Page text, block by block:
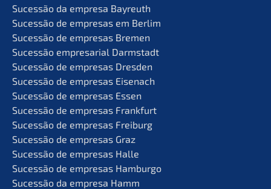
Suces­são da empre­sa Bayreuth
Suces­são de empre­sas em Berlim
Suces­são de empre­sas Bremen
Suces­são empre­sa­ri­al Darmstadt
Suces­são de empre­sas Dresden
Suces­são de empre­sas Eisenach
Suces­são de empre­sas Essen
Suces­são de empre­sas Frankfurt
Suces­são de empre­sas Freiburg
Suces­são de empre­sas Graz
Suces­são de empre­sas Halle
Suces­são de empre­sas Hamburgo
Suces­são da empre­sa Hamm